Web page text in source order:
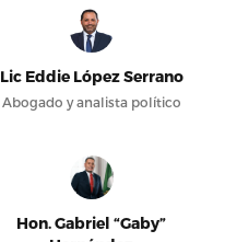
Lic Eddie López Serrano
Abogado y analista político
Hon. Gabriel “Gaby”